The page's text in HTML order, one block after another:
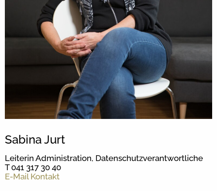
Sabina Jurt
Leiterin Administration, Datenschutzverantwortliche
T 041 317 30 40
E-Mail Kontakt